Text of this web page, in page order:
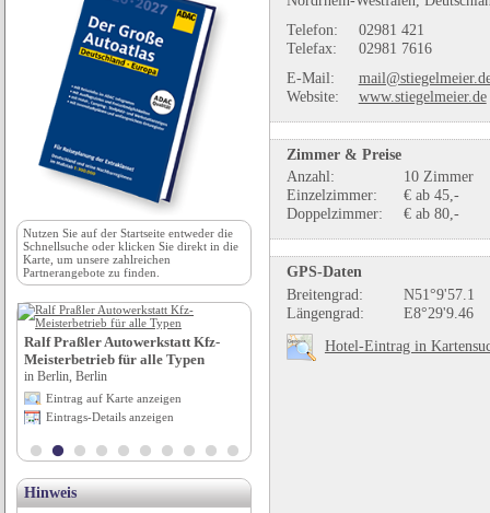
Telefon:
02981 421
Telefax:
02981 7616
E-Mail:
Website:
www.stiegelmeier.de
Zimmer & Preise
Anzahl:
10 Zimmer
Einzelzimmer:
€ ab 45,-
Doppelzimmer:
€ ab 80,-
GPS-Daten
Breitengrad:
N51°9'57.1
Längengrad:
E8°29'9.46
Hotel-Eintrag in
Nutzen Sie auf der Startseite entweder die
Schnellsuche oder klicken Sie direkt in die
Karte, um unsere zahlreichen
Partnerangebote zu finden.
Ralf Praßler Autowerkstatt Kfz-
Meisterbetrieb für alle Typen
in Berlin, Berlin
Eintrag auf Karte anzeigen
Eintrags-Details anzeigen
1. Reisemobil-Stellplatz Graz
in Graz, Steiermark
Hinweis